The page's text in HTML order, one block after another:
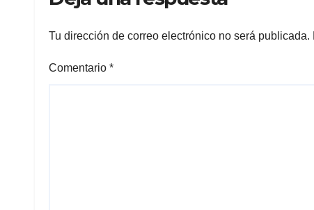
Tu dirección de correo electrónico no será publicada.
Comentario *